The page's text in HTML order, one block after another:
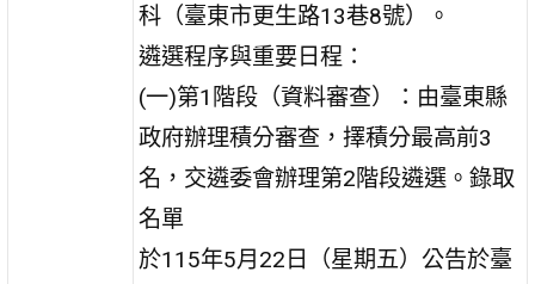
科（臺東市更生路13巷8號）。
遴選程序與重要日程：
(一)第1階段（資料審查）：由臺東縣
政府辦理積分審查，擇積分最高前3
名，交遴委會辦理第2階段遴選。錄取
名單
於115年5月22日（星期五）公告於臺